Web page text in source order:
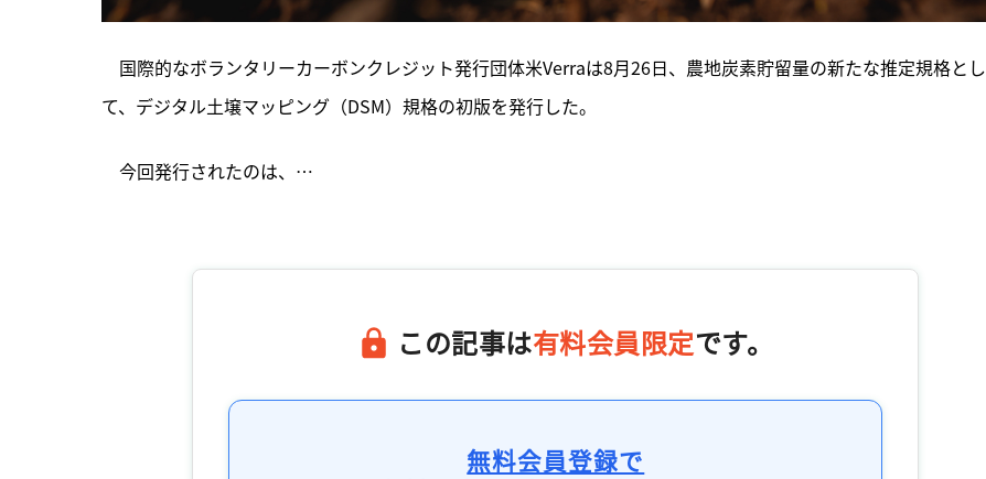
国際的なボランタリーカーボンクレジット発行団体米Verraは8月26日、農地炭素貯留量の新たな推定規格とし
て、デジタル土壌マッピング（DSM）規格の初版を発行した。
今回発行されたのは、…
この記事は有料会員限定です。
無料会員登録で